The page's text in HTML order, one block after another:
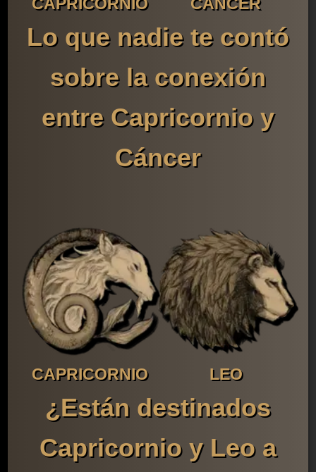
Lo que nadie te contó
sobre la conexión
entre Capricornio y
Cáncer
CAPRICORNIO LEO
¿Están destinados
Capricornio y Leo a